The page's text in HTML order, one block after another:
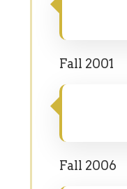
Fall 2001
Fall 2006